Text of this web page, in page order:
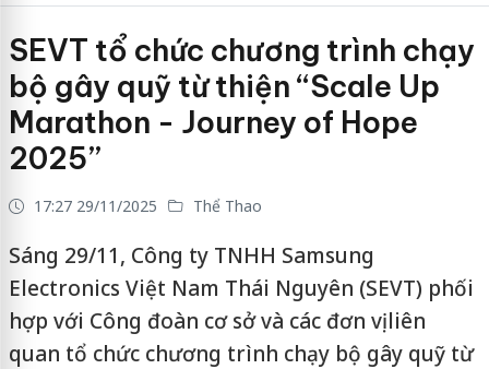
SEVT tổ chức chương trình chạy
bộ gây quỹ từ thiện “Scale Up
Marathon - Journey of Hope
2025”
17:27 29/11/2025 Thể Thao
Sáng 29/11, Công ty TNHH Samsung
Electronics Việt Nam Thái Nguyên (SEVT) phối
hợp với Công đoàn cơ sở và các đơn vị liên
quan tổ chức chương trình chạy bộ gây quỹ từ